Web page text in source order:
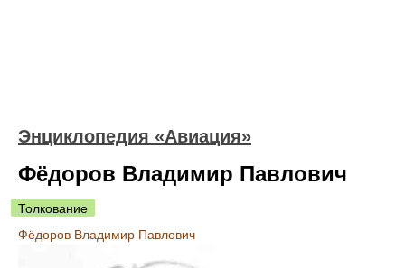
Энциклопедия «Авиация»
Фёдоров Владимир Павлович
Толкование
Фёдоров Владимир Павлович